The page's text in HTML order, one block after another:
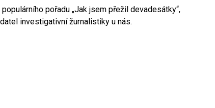
populárního pořadu „Jak jsem přežil devadesátky“,
investigativní žurnalistiky u nás.